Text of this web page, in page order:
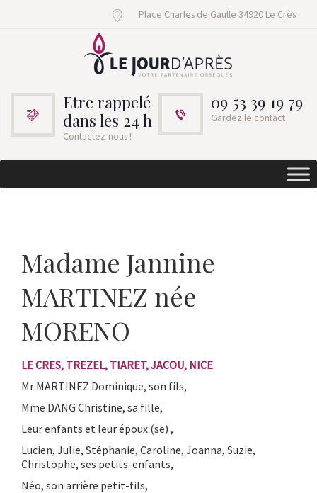
Place Charles de Gaulle 34920 Le Crès
Etre rappelé
dans les 24 h
Contactez-nous !
09 53 39 19 79
Gardez le contact
Madame Jannine
MARTINEZ née
MORENO
LE CRES, TREZEL, TIARET, JACOU, NICE
Mr MARTINEZ Dominique, son fils,
Mme DANG Christine, sa fille,
Leur enfants et leur époux (se) ,
Lucien, Julie, Stéphanie, Caroline, Joanna, Suzie,
Christophe, ses petits-enfants,
Néo, son arrière petit-fils,